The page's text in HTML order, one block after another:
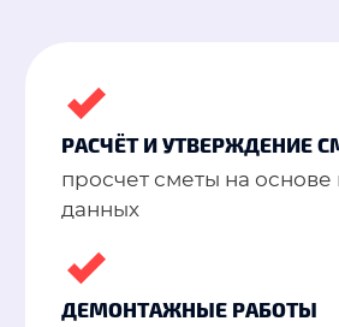
РАСЧЁТ И УТВЕРЖДЕНИЕ
просчет сметы на
данных
ДЕМОНТАЖНЫЕ РАБОТЫ